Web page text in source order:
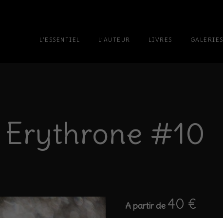
L’ESSENTIEL L’AUTEUR LIVRES GALERIES
Erythrone #10
A partir de 40 €